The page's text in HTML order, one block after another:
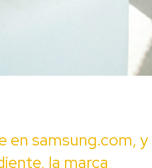
en samsung.com, y
la marca